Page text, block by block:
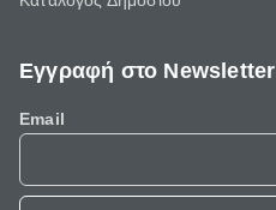
Εγγραφή στο Newsletter
Email